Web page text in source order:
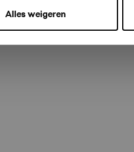
Alles weigeren